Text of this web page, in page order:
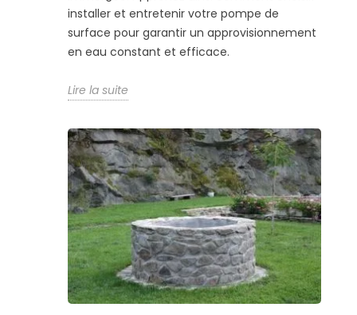
installer et entretenir votre pompe de
surface pour garantir un approvisionnement
en eau constant et efficace.
Lire la suite